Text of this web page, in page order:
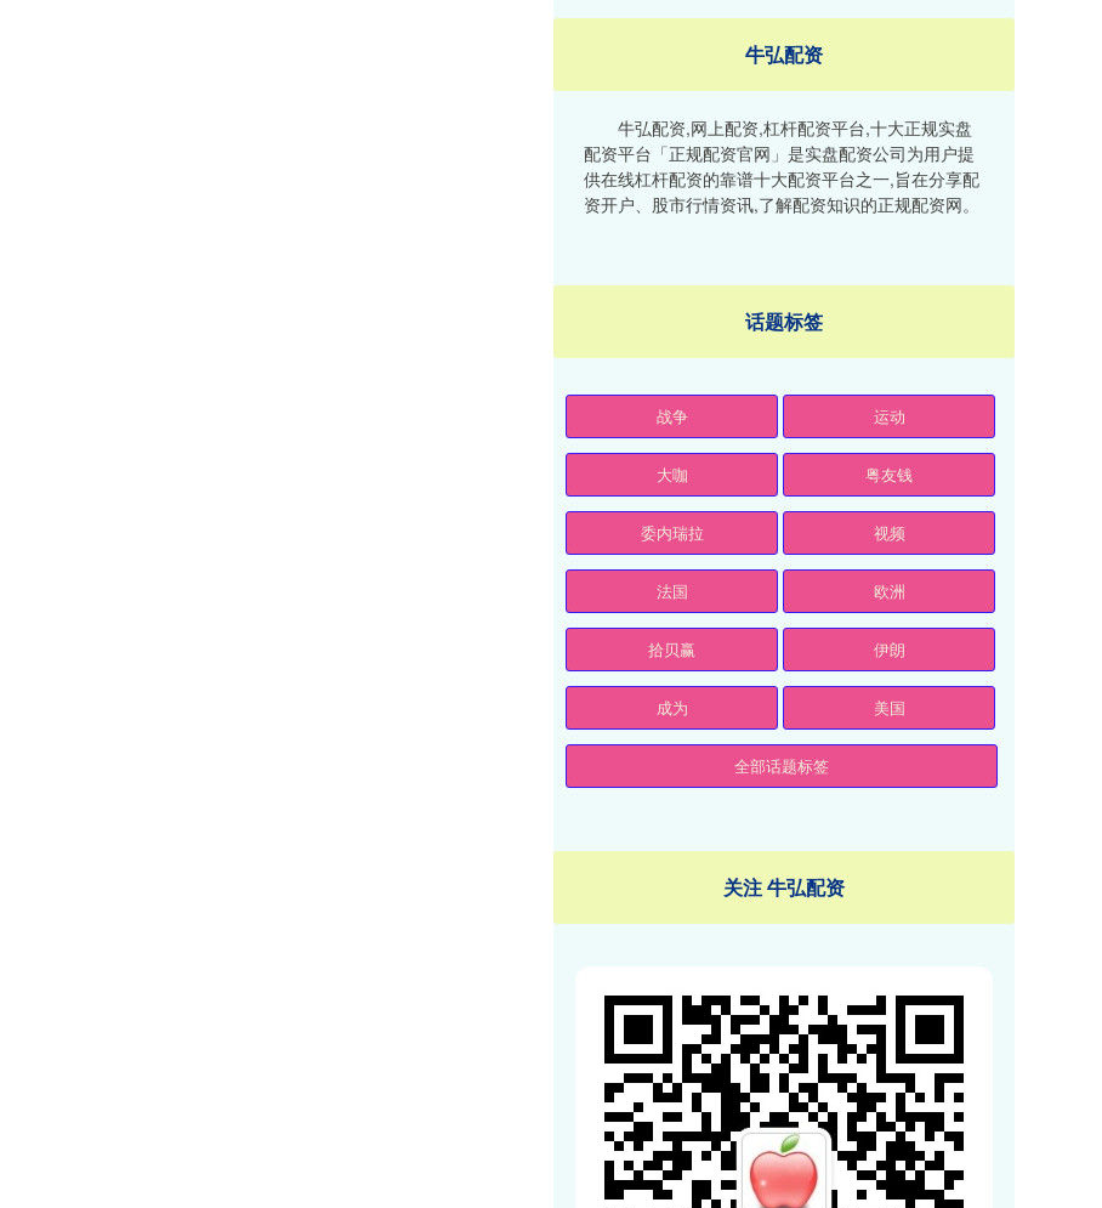
牛弘配资
牛弘配资,网上配资,杠杆配资平台,十大正规实盘
配资平台「正规配资官网」是实盘配资公司为用户提
供在线杠杆配资的靠谱十大配资平台之一,旨在分享配
资开户、股市行情资讯,了解配资知识的正规配资网。
话题标签
战争 运动
大咖 粤友钱
委内瑞拉 视频
法国 欧洲
拾贝赢 伊朗
成为 美国
全部话题标签
关注 牛弘配资